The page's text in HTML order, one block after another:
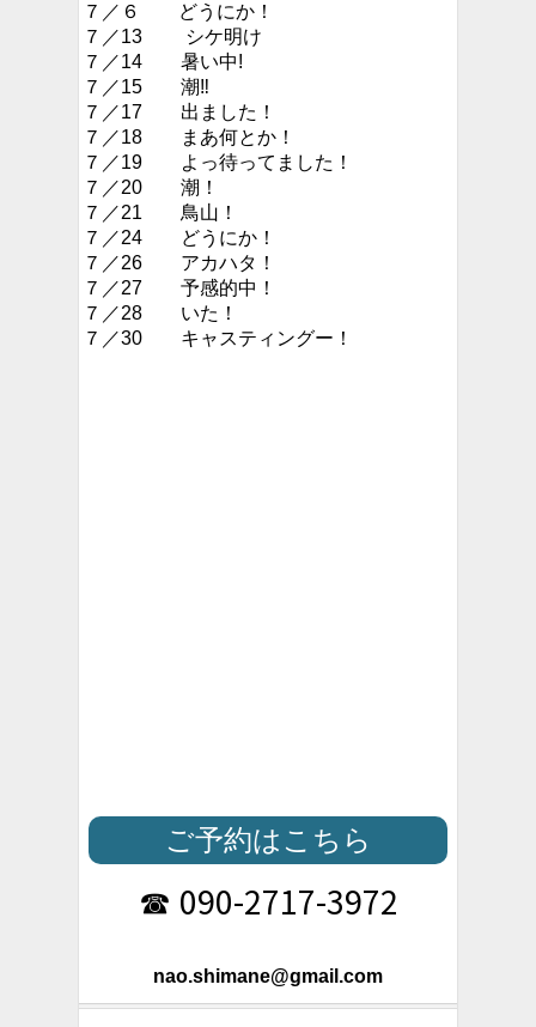
７／６ どうにか！
７／13 シケ明け
７／14 暑い中!
７／15 潮‼︎
７／17 出ました！
７／18 まあ何とか！
７／19 よっ待ってました！
７／20 潮！
７／21 鳥山！
７／24 どうにか！
７／26 アカハタ！
７／27 予感的中！
７／28 いた！
７／30 キャスティングー！
ご予約はこちら
☎ 090-2717-3972
nao.shimane@gmail.com